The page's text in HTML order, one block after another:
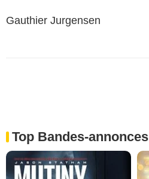
Gauthier Jurgensen
Top Bandes-annonces